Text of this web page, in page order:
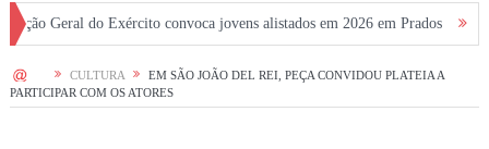
do Exército convoca jovens alistados em 2026 em Prados Dia dos Pais
HOME CULTURA
EM SÃO JOÃO DEL REI, PEÇA CONVIDOU PLATEIA A
PARTICIPAR COM OS ATORES